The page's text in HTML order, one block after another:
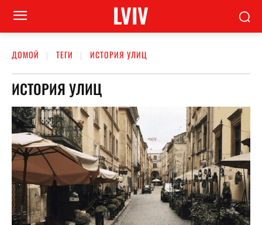
LVIV
ДОМОЙ ТЕГИ ИСТОРИЯ УЛИЦ
ИСТОРИЯ УЛИЦ